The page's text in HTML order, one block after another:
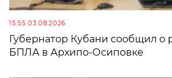
15:55 03.08.2026
Губернатор Кубани сообщил о
БПЛА в Архипо-Осиповке